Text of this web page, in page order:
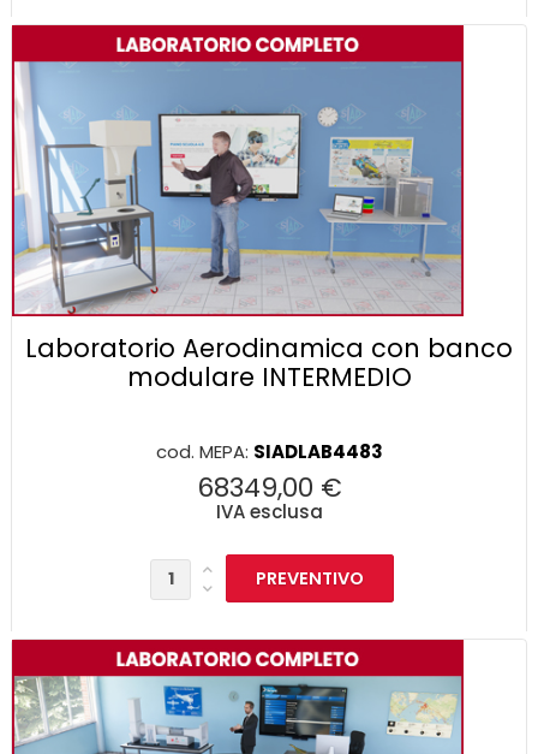
Laboratorio Aerodinamica con banco
modulare INTERMEDIO
cod. MEPA: SIADLAB4483
68349,00 €
IVA esclusa